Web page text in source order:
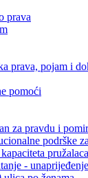
prava
prava, pojam i
pomoći
za pravdu i
podrške
-